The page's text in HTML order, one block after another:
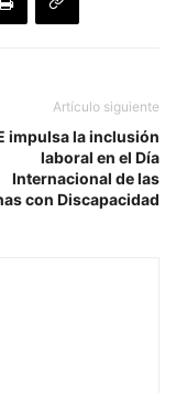
Artículo siguiente
impulsa la inclusión
laboral en el Día
Internacional de las
con Discapacidad